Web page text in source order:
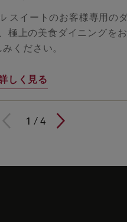
スイートのお客様専用のダ
極上の美食ダイニングをお
みください。
しく見る
1 / 4
1 / 4